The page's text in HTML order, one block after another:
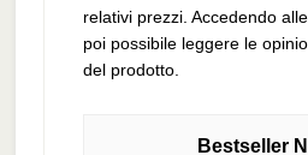
relativi prezzi. Accedendo
poi possibile leggere le
del prodotto.